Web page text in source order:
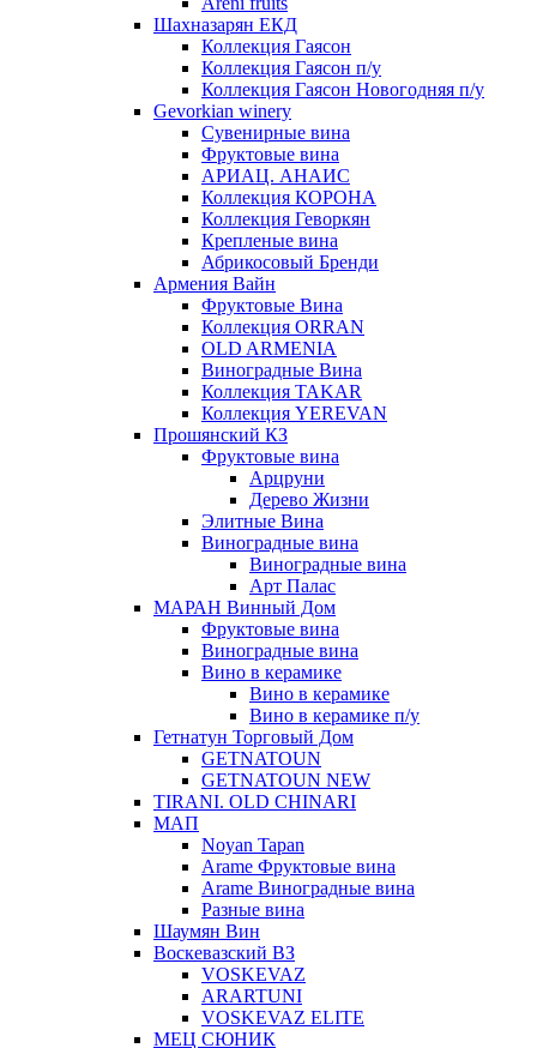
Шахназарян ЕКД
Коллекция Гаясон
Коллекция Гаясон п/у
Коллекция Гаясон Новогодняя п/у
Gevorkian winery
Сувенирные вина
Фруктовые вина
АРИАЦ. АНАИС
Коллекция КОРОНА
Коллекция Геворкян
Крепленые вина
Абрикосовый Бренди
Армения Вайн
Фруктовые Вина
Коллекция ORRAN
OLD ARMENIA
Виноградные Вина
Коллекция TAKAR
Коллекция YEREVAN
Прошянский КЗ
Фруктовые вина
Арцруни
Дерево Жизни
Элитные Вина
Виноградные вина
Виноградные вина
Арт Палас
МАРАН Винный Дом
Фруктовые вина
Виноградные вина
Вино в керамике
Вино в керамике
Вино в керамике п/у
Гетнатун Торговый Дом
GETNATOUN
GETNATOUN NEW
TIRANI. OLD CHINARI
МАП
Noyan Tapan
Arame Фруктовые вина
Arame Виноградные вина
Разные вина
Шаумян Вин
Воскевазский ВЗ
VOSKEVAZ
ARARTUNI
VOSKEVAZ ELITE
МЕЦ СЮНИК